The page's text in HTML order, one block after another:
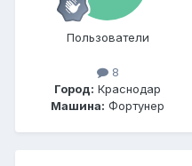
Пользователи
8
Город: Краснодар
Машина: Фортунер